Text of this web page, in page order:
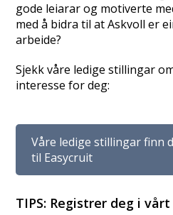
gode leiarar og motiverte
med å bidra til at Askvoll er
arbeide?
Sjekk våre ledige stillingar
interesse for deg:
Våre ledige stillingar finn
til Easycruit
TIPS: Registrer deg i